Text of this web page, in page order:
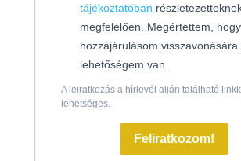
tájékoztatóban
megfelelően. Megértettem, hogy
hozzájárulásom
lehetőségem van.
A leiratkozás a hírlevél alján található
lehetséges.
Feliratkozom!